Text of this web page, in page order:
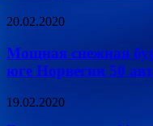
20.02.2020
Мощная снежная
юге Норвегии 50
19.02.2020